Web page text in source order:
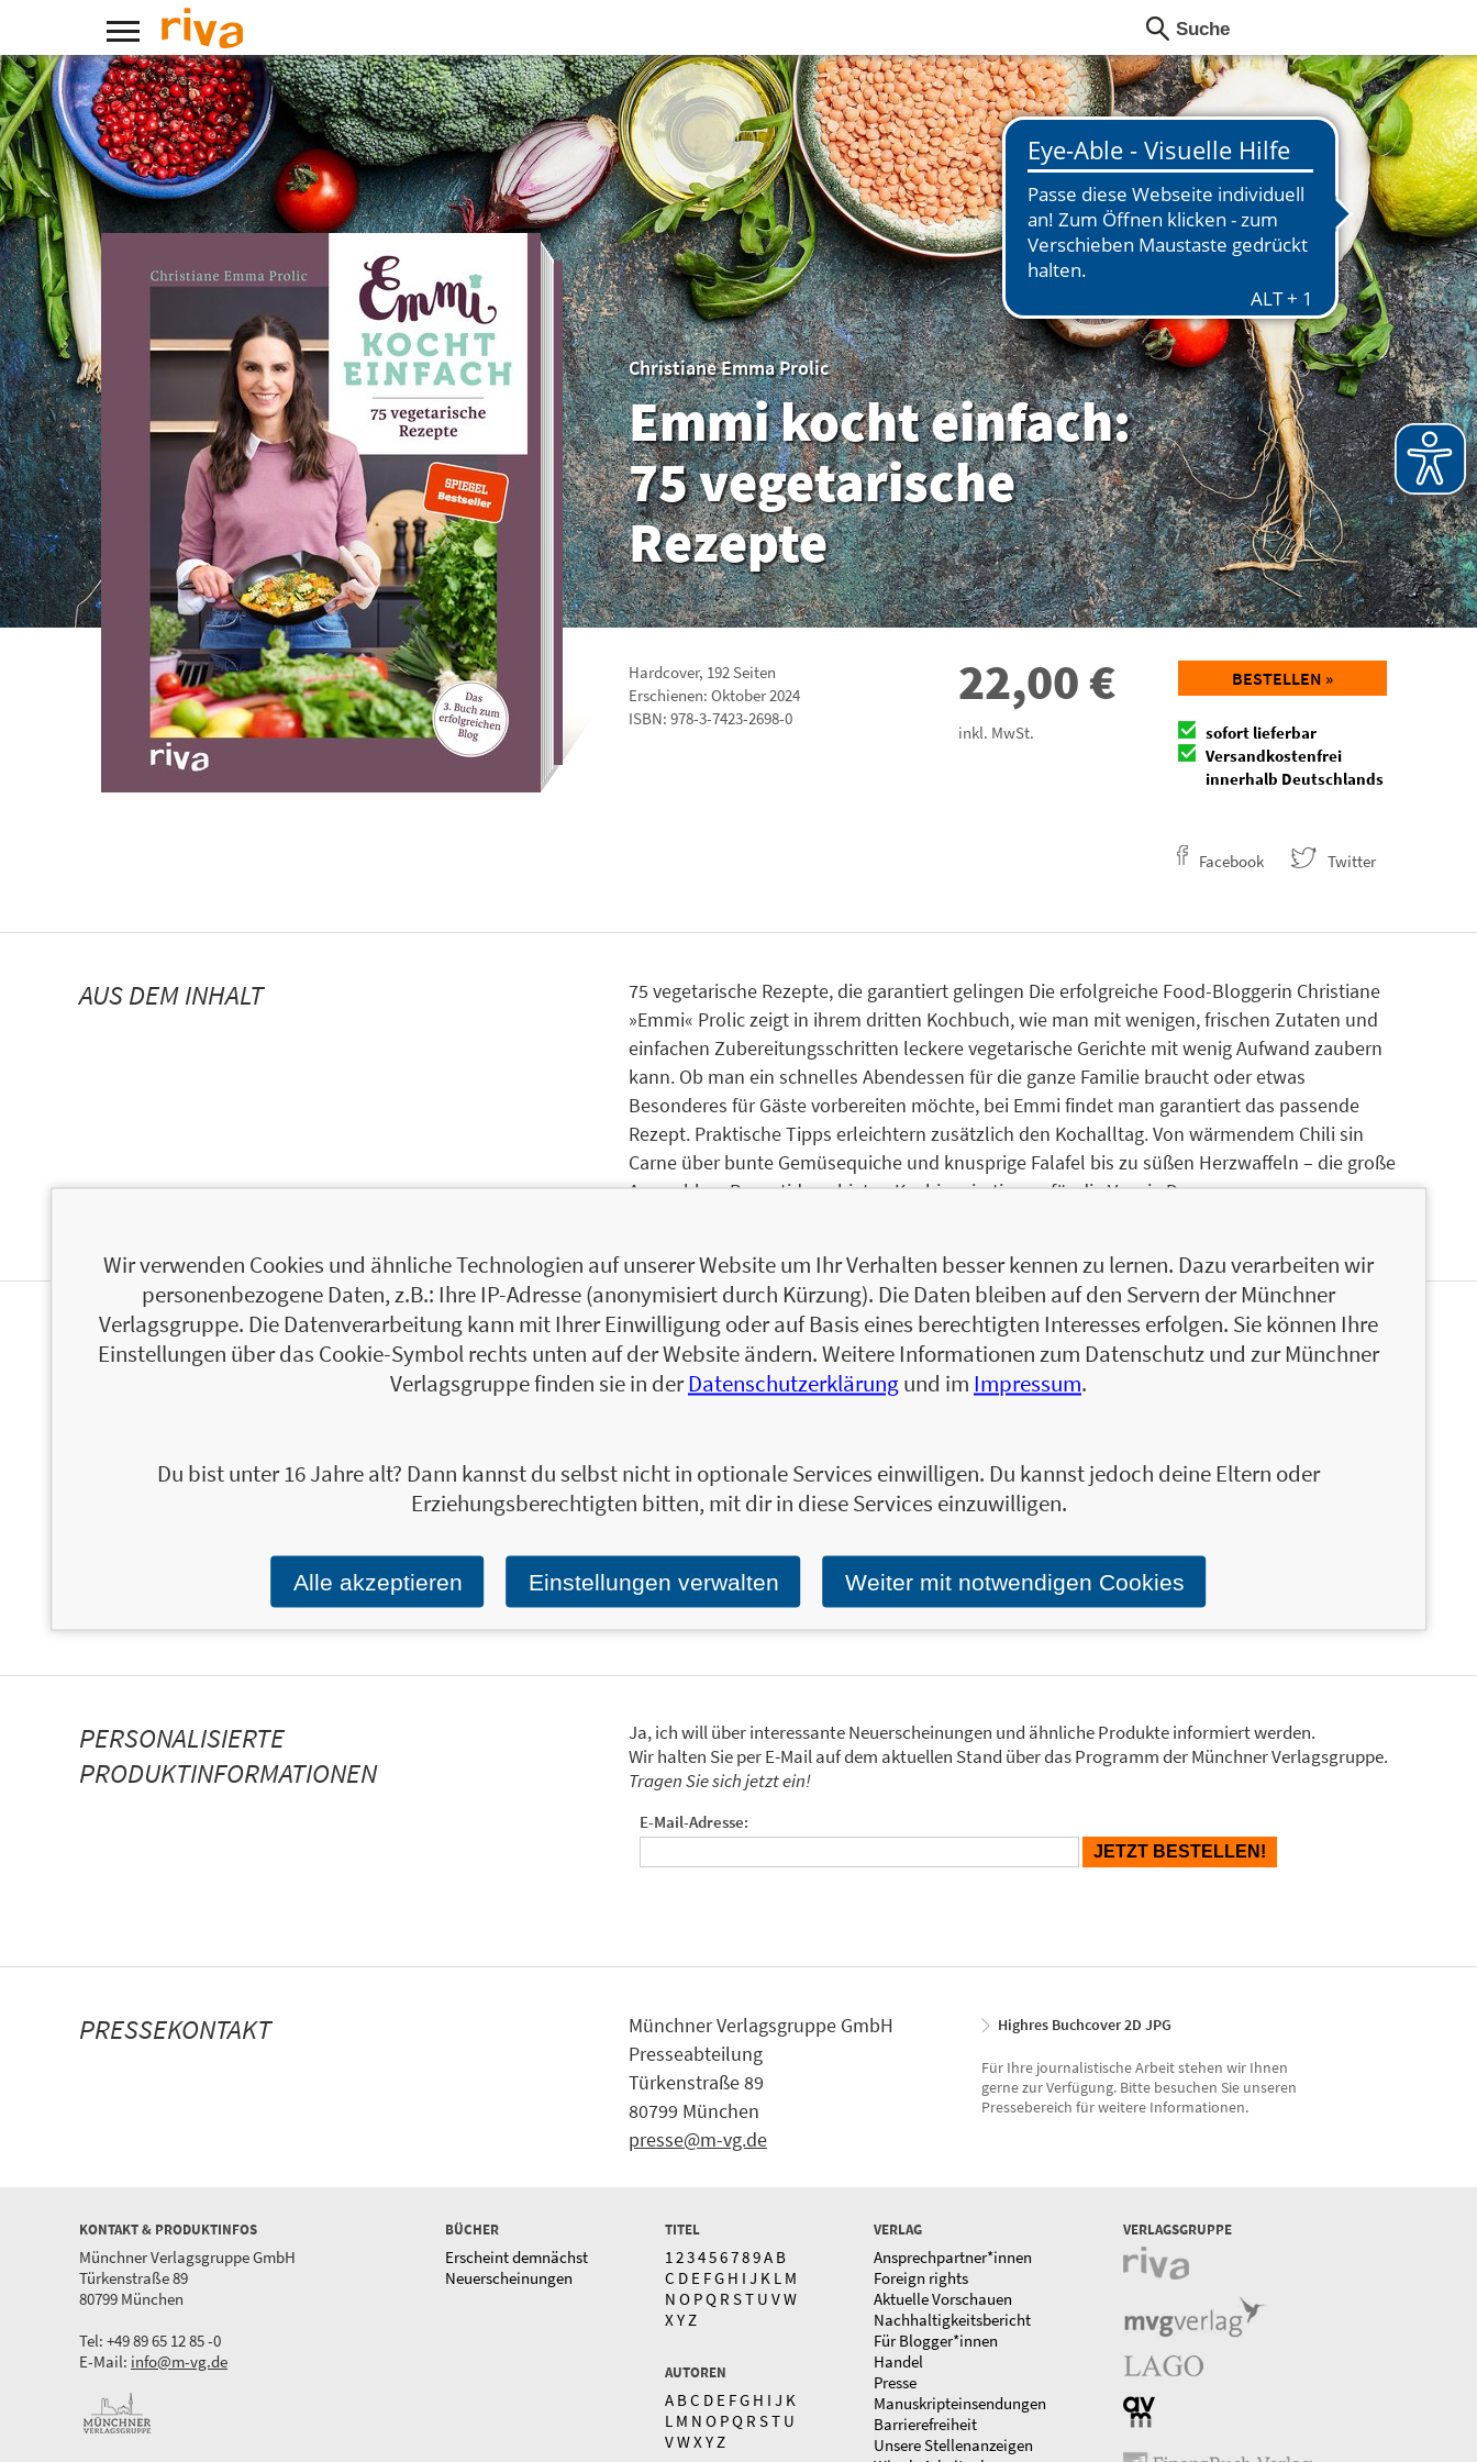
Christiane Emma Prolic
Emmi kocht einfach:
75 vegetarische
Rezepte
Hardcover, 192 Seiten
Erschienen: Oktober 2024
ISBN: 978-3-7423-2698-0
22,00€
inkl. MwSt.
BESTELLEN »
sofort lieferbar
Versandkostenfrei
innerhalb Deutschlands
Facebook Twitter
AUS DEM INHALT
75 vegetarische Rezepte, die garantiert gelingen Die erfolgreiche Food-Bloggerin Christiane
»Emmi« Prolic zeigt in ihrem dritten Kochbuch, wie man mit wenigen, frischen Zutaten und
einfachen Zubereitungsschritten leckere vegetarische Gerichte mit wenig Aufwand zaubern
kann. Ob man ein schnelles Abendessen für die ganze Familie braucht oder etwas
Besonderes für Gäste vorbereiten möchte, bei Emmi findet man garantiert das passende
Rezept. Praktische Tipps erleichtern zusätzlich den Kochalltag. Von wärmendem Chili sin
Carne über bunte Gemüsequiche und knusprige Falafel bis zu süßen Herzwaffeln – die große
Auswahl an Rezeptideen bieten Kochinspirationen für die Veggie Days.
ÜBER CHRISTIANE EMMA PROLIC
Christiane Emma »Emmi« Prolic lebt mit Mann und Sohn in Köln. Einfache Rezepte zu
kreieren und zu kochen, die auch wirklich gelingen, ist ihre große Leidenschaft. So entstand
auch die Idee zu ihrem Foodblog emmikochteinfach.de, auf dem sie mit ihren Rezepten all
abgerufen und erfreut sich einer stetig wachsenden Community über Emmis Social-Media-
Kanäle Instagram, Pinterest, Facebook und E-Mail-Newsletter. Folge Emmi auf Instagram:
Zum Profil von Christiane Emma Prolic
PERSONALISIERTE
PRODUKTINFORMATIONEN
Ja, ich will über interessante Neuerscheinungen und ähnliche Produkte informiert werden.
Wir halten Sie per E-Mail auf dem aktuellen Stand über das Programm der Münchner Verlagsgruppe.
Tragen Sie sich jetzt ein!
E-Mail-Adresse:
PRESSEKONTAKT
Münchner Verlagsgruppe GmbH
Presseabteilung
Türkenstraße 89
80799 München
presse@m-vg.de
Highres Buchcover 2D JPG
Für Ihre journalistische Arbeit stehen wir Ihnen
gerne zur Verfügung. Bitte besuchen Sie unseren
Pressebereich für weitere Informationen.
KONTAKT & PRODUKTINFOS
Münchner Verlagsgruppe GmbH
Türkenstraße 89
80799 München
Tel: +49 89 65 12 85 -0
E-Mail: info@m-vg.de
BÜCHER
Erscheint demnächst
Neuerscheinungen
TITEL
1 23456789A B
C D E FG H I J K L M
N O PQ R ST U VW
X Y Z
AUTOREN
A BC D E FG H I J K
L M N O PQ R ST U
VWX Y Z
VERLAG
Ansprechpartner*innen
Foreign rights
Aktuelle Vorschauen
Nachhaltigkeitsbericht
Für Blogger*innen
Handel
Presse
Manuskripteinsendungen
Barrierefreiheit
Unsere Stellenanzeigen
VERLAGSGRUPPE
Wir verwenden Cookies und ähnliche Technologien auf unserer Website um Ihr Verhalten besser kennen zu lernen. Dazu verarbeiten wir
personenbezogene Daten, z.B.: Ihre IP-Adresse (anonymisiert durch Kürzung). Die Daten bleiben auf den Servern der Münchner
Verlagsgruppe. Die Datenverarbeitung kann mit Ihrer Einwilligung oder auf Basis eines berechtigten Interesses erfolgen. Sie können Ihre
Einstellungen über das Cookie-Symbol rechts unten auf der Website ändern. Weitere Informationen zum Datenschutz und zur Münchner
Verlagsgruppe finden sie in derDatenschutzerklärungund im Impressum.
Du bist unter 16 Jahre alt? Dann kannst du selbst nicht in optionale Services einwilligen. Du kannst jedoch deine Eltern oder
Erziehungsberechtigten bitten, mit dir in diese Services einzuwilligen.
Alle akzeptieren Einstellungen verwalten Weiter mit notwendigen Cookies